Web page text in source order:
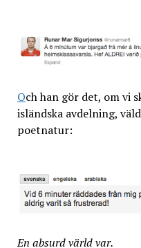
Och han gör det, om vi
isländska avdelning,
poetnatur:
En absurd värld var.